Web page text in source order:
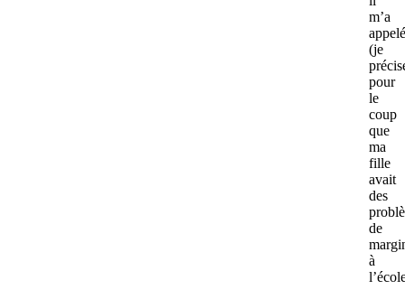
m’a
appelé
(je
pour
le
coup
que
ma
fille
avait
des
de
à